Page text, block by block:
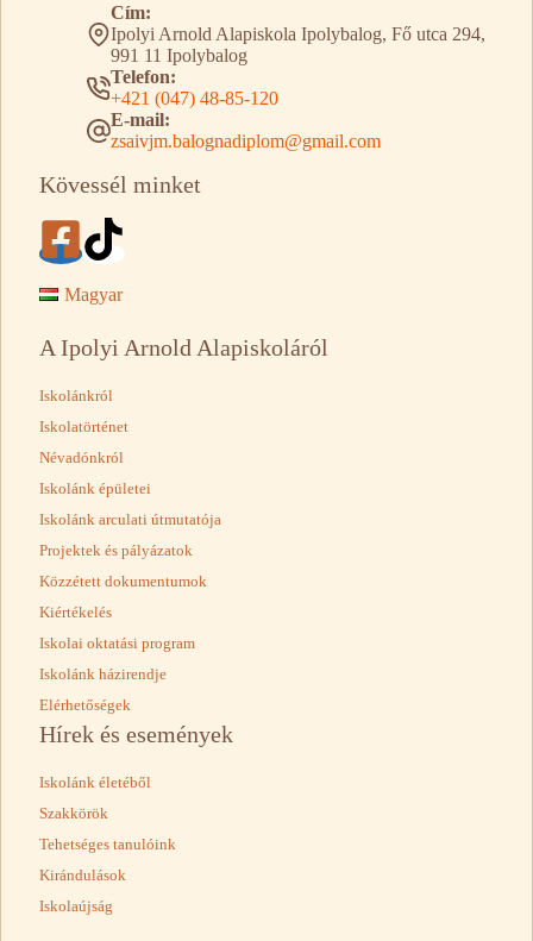
Cím:
Ipolyi Arnold Alapiskola Ipolybalog, Fő utca 294,
991 11 Ipolybalog
Telefon:
+421 (047) 48-85-120
E-mail:
zsaivjm.balognadiplom@gmail.com
Kövessél minket
Magyar
A Ipolyi Arnold Alapiskoláról
Iskolánkról
Iskolatörténet
Névadónkról
Iskolánk épületei
Iskolánk arculati útmutatója
Projektek és pályázatok
Közzétett dokumentumok
Kiértékelés
Iskolai oktatási program
Iskolánk házirendje
Elérhetőségek
Hírek és események
Iskolánk életéből
Szakkörök
Tehetséges tanulóink
Kirándulások
Iskolaújság